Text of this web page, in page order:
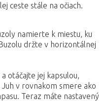
ceste stále na očiach.
namierte k miestu, ku
držte v horizontálnej
otáčajte jej kapsulou,
v rovnakom smere ako
Teraz máte nastavený